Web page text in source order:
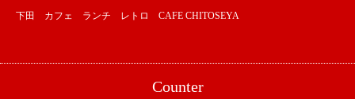
下田 カフェ ランチ レトロ CAFE CHITOSEYA
Counter